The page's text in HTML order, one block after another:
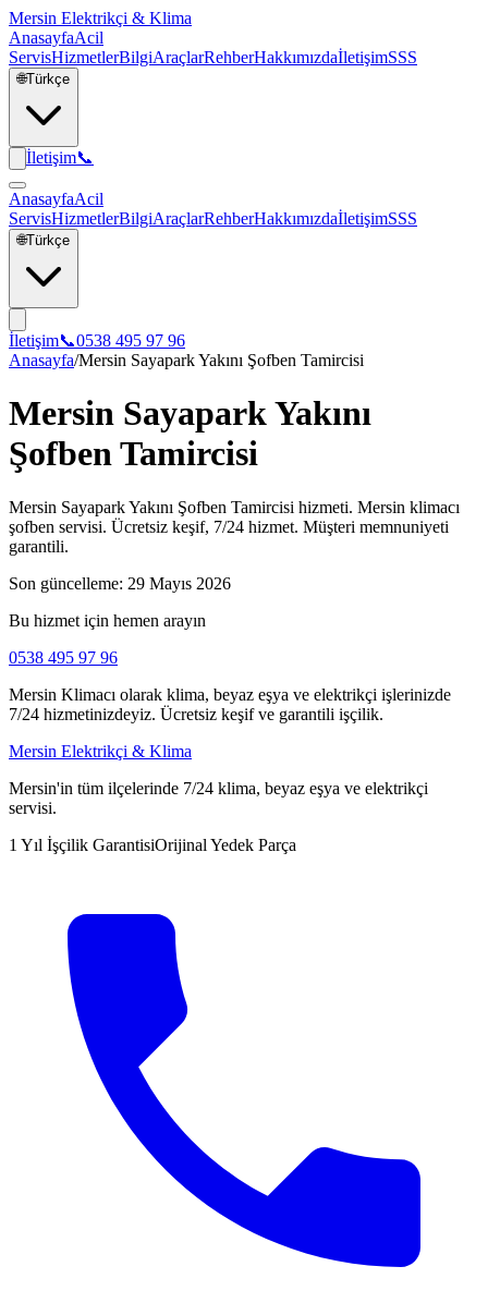
Mersin Elektrikçi & Klima
AnasayfaAcil
ServisHizmetlerBilgiAraçlarRehberHakkımızdaİletişimSSS
🌐Türkçe
İletişim📞
AnasayfaAcil
ServisHizmetlerBilgiAraçlarRehberHakkımızdaİletişimSSS
🌐Türkçe
İletişim📞0538 495 97 96
Anasayfa/Mersin Sayapark Yakını Şofben Tamircisi
Mersin Sayapark Yakını
Şofben Tamircisi
Mersin Sayapark Yakını Şofben Tamircisi hizmeti. Mersin klimacı
şofben servisi. Ücretsiz keşif, 7/24 hizmet. Müşteri memnuniyeti
garantili.
Son güncelleme: 29 Mayıs 2026
Bu hizmet için hemen arayın
0538 495 97 96
Mersin Klimacı olarak klima, beyaz eşya ve elektrikçi işlerinizde
7/24 hizmetinizdeyiz. Ücretsiz keşif ve garantili işçilik.
Mersin Elektrikçi & Klima
Mersin'in tüm ilçelerinde 7/24 klima, beyaz eşya ve elektrikçi
servisi.
1 Yıl İşçilik GarantisiOrijinal Yedek Parça